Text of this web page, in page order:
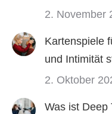
2. November
Kartenspiele
und Intimität
2. Oktober
Was ist Deep